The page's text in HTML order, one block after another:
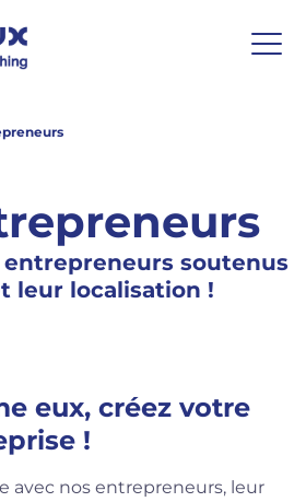
entrepreneurs soutenus
leur localisation !
eux, créez votre
!
avec nos entrepreneurs, leur